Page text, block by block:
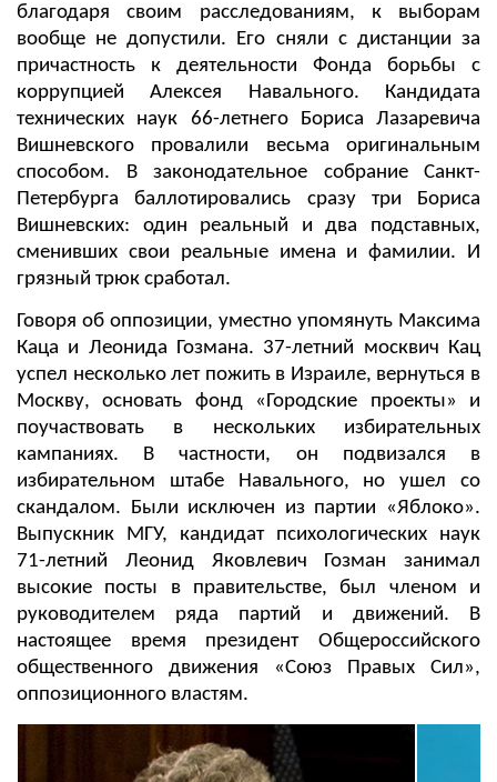
благодаря своим расследованиям, к выборам
вообще не допустили. Его сняли с дистанции за
причастность к деятельности Фонда борьбы с
коррупцией Алексея Навального. Кандидата
технических наук 66-летнего Бориса Лазаревича
Вишневского провалили весьма оригинальным
способом. В законодательное собрание Санкт-
Петербурга баллотировались сразу три Бориса
Вишневских: один реальный и два подставных,
сменивших свои реальные имена и фамилии. И
грязный трюк сработал.
Говоря об оппозиции, уместно упомянуть Максима
Каца и Леонида Гозмана. 37-летний москвич Кац
успел несколько лет пожить в Израиле, вернуться в
Москву, основать фонд «Городские проекты» и
поучаствовать в нескольких избирательных
кампаниях. В частности, он подвизался в
избирательном штабе Навального, но ушел со
скандалом. Были исключен из партии «Яблоко».
Выпускник МГУ, кандидат психологических наук
71-летний Леонид Яковлевич Гозман занимал
высокие посты в правительстве, был членом и
руководителем ряда партий и движений. В
настоящее время президент Общероссийского
общественного движения «Союз Правых Сил»,
оппозиционного властям.